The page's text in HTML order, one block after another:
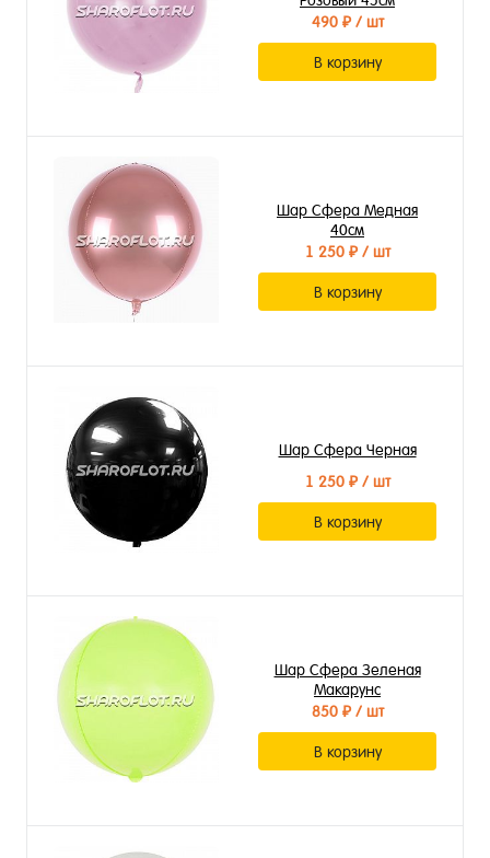
490 ₽/ шт
В корзину
Шар Сфера Медная
40см
1 250 ₽/ шт
В корзину
Шар Сфера Черная
1 250 ₽/ шт
В корзину
Шар Сфера Зеленая
Макарунс
850 ₽/ шт
В корзину